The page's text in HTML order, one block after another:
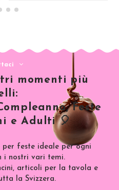
momenti più
Feste
e Adulti 🎈
per feste ideale per ogni
i nostri vari temi.
articoli per la tavola e
la Svizzera.